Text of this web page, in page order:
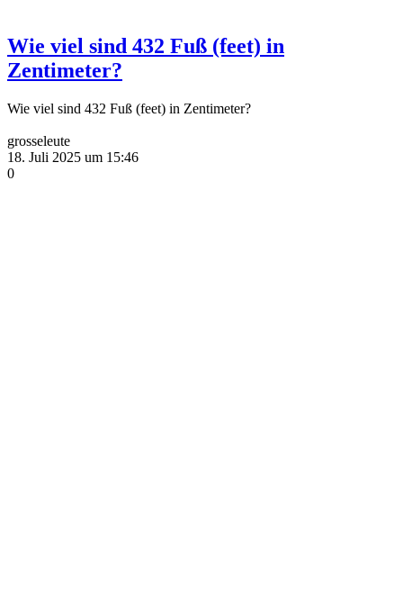
Wie viel sind 432 Fuß (feet) in
Zentimeter?
Wie viel sind 432 Fuß (feet) in Zentimeter?
grosseleute
18. Juli 2025 um 15:46
0